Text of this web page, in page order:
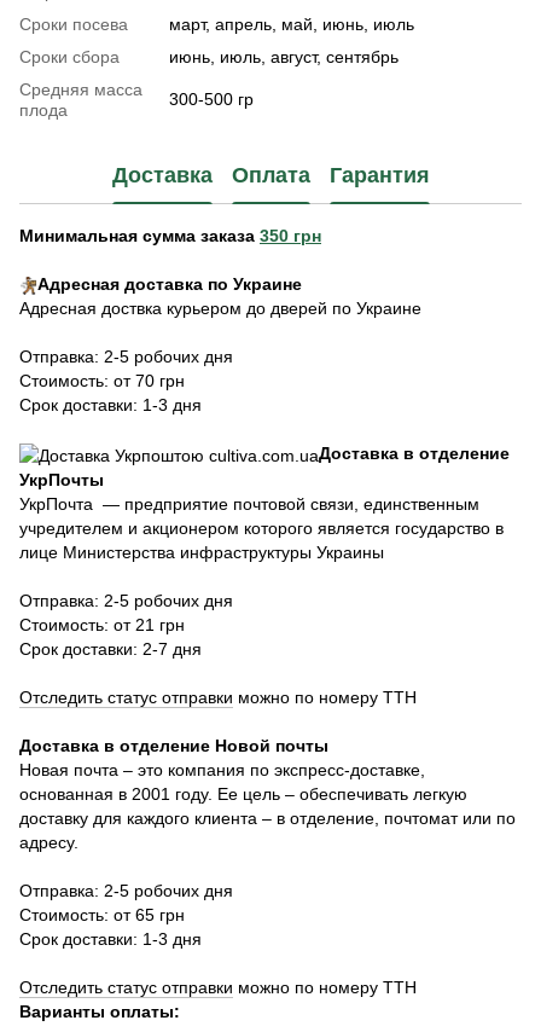
Сроки посева
март, апрель, май, июнь, июль
Сроки сбора
июнь, июль, август, сентябрь
Средняя масса
плода
300-500 гр
Доставка Оплата Гарантия
Минимальная сумма заказа 350 грн
Адресная доставка по Украине
Адресная доствка курьером до дверей по Украине
Отправка: 2-5 робочих дня
Стоимость: от 70 грн
Срок доставки: 1-3 дня
Доставка в отделение
УкрПочты
УкрПочта — предприятие почтовой связи, единственным
учредителем и акционером которого является государство в
лице Министерства инфраструктуры Украины
Отправка: 2-5 робочих дня
Стоимость: от 21 грн
Срок доставки: 2-7 дня
Отследить статус отправки можно по номеру ТТН
Доставка в отделение Новой почты
Новая почта – это компания по экспресс-доставке,
основанная в 2001 году. Ее цель – обеспечивать легкую
доставку для каждого клиента – в отделение, почтомат или по
адресу.
Отправка: 2-5 робочих дня
Стоимость: от 65 грн
Срок доставки: 1-3 дня
Отследить статус отправки можно по номеру ТТН
Варианты оплаты: